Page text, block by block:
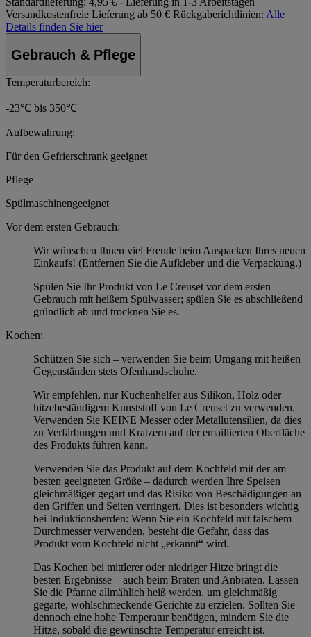
Versandkostenfreie Lieferung ab 50 € Rückgaberichtlinien: Alle
Details finden Sie hier
Gebrauch & Pflege
Temperaturbereich:
-23℃ bis 350℃
Aufbewahrung:
Für den Gefrierschrank geeignet
Pflege
Spülmaschinengeeignet
Vor dem ersten Gebrauch:
Wir wünschen Ihnen viel Freude beim Auspacken Ihres neuen
Einkaufs! (Entfernen Sie die Aufkleber und die Verpackung.)
Spülen Sie Ihr Produkt von Le Creuset vor dem ersten
Gebrauch mit heißem Spülwasser; spülen Sie es abschließend
gründlich ab und trocknen Sie es.
Kochen:
Schützen Sie sich – verwenden Sie beim Umgang mit heißen
Gegenständen stets Ofenhandschuhe.
Wir empfehlen, nur Küchenhelfer aus Silikon, Holz oder
hitzebeständigem Kunststoff von Le Creuset zu verwenden.
Verwenden Sie KEINE Messer oder Metallutensilien, da dies
zu Verfärbungen und Kratzern auf der emaillierten Oberfläche
des Produkts führen kann.
Verwenden Sie das Produkt auf dem Kochfeld mit der am
besten geeigneten Größe – dadurch werden Ihre Speisen
gleichmäßiger gegart und das Risiko von Beschädigungen an
den Griffen und Seiten verringert. Dies ist besonders wichtig
bei Induktionsherden: Wenn Sie ein Kochfeld mit falschem
Durchmesser verwenden, besteht die Gefahr, dass das
Produkt vom Kochfeld nicht „erkannt“ wird.
Das Kochen bei mittlerer oder niedriger Hitze bringt die
besten Ergebnisse – auch beim Braten und Anbraten. Lassen
Sie die Pfanne allmählich heiß werden, um gleichmäßig
gegarte, wohlschmeckende Gerichte zu erzielen. Sollten Sie
dennoch eine hohe Temperatur benötigen, mindern Sie die
Hitze, sobald die gewünschte Temperatur erreicht ist.